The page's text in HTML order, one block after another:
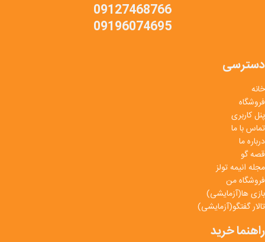
09127468766
09196074695
دسترسی
خانه
فروشگاه
پنل کاربری
تماس با ما
درباره ما
قصه گو
مجله انیمه تولز
فروشگاه من
بازی ها(آزمایشی)
تالار گفتگو(آزمایشی)
راهنما خرید